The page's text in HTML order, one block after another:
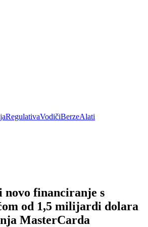
RegulativaVodičiBerzeAlati
novo financiranje s
od 1,5 milijardi dolara
MasterCarda